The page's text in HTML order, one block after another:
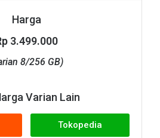
Harga
3.499.000
8/256 GB)
Varian Lain
Tokopedia